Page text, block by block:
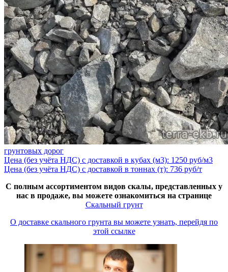
грунтовых дорог
Цена (без учёта НДС) с доставкой в кубах (м3): 1250 руб/м3
Цена (без учёта НДС) с доставкой в тоннах (т): 736 руб/т
С полным ассортиментом видов скалы, представленных у
нас в продаже, вы можете ознакомиться на странице
Скальный грунт
О доставке скального грунта вы можете узнать, перейдя по
этой ссылке